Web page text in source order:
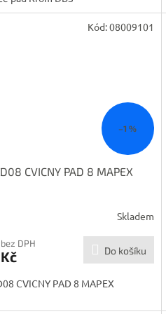
–1 %
CVICNY PAD 8 MAPEX
Skladem
DPH
Do košíku
CVICNY PAD 8 MAPEX
Kód:08009101